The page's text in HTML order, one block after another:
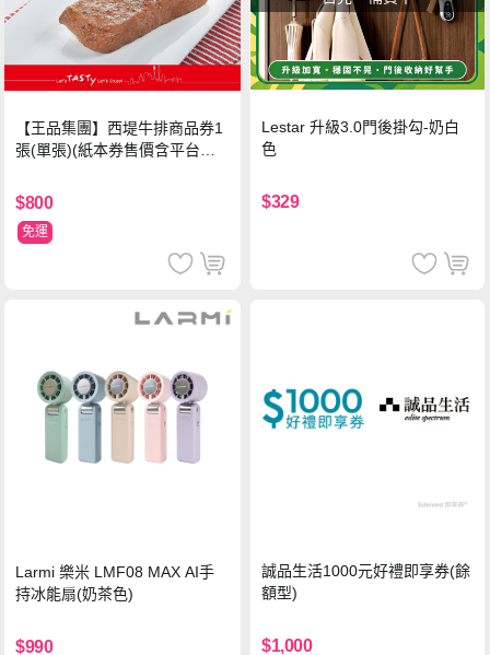
【王品集團】西堤牛排商品券1
張(單張)(紙本券售價含平台物
$800
免運
Lestar 升級3.0門後掛勾-奶白
色
$329
Larmi 樂米 LMF08 MAX AI手
持冰能扇(奶茶色)
$990
誠品生活1000元好禮即享券(餘
額型)
$1,000